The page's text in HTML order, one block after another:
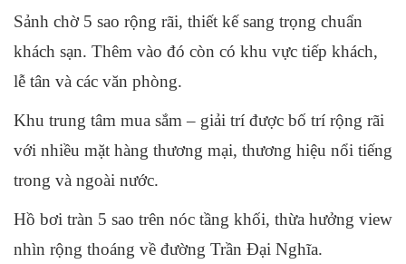
Sảnh chờ 5 sao rộng rãi, thiết kế sang trọng chuẩn
khách sạn. Thêm vào đó còn có khu vực tiếp khách,
lễ tân và các văn phòng.
Khu trung tâm mua sắm – giải trí được bố trí rộng rãi
với nhiều mặt hàng thương mại, thương hiệu nổi tiếng
trong và ngoài nước.
Hồ bơi tràn 5 sao trên nóc tầng khối, thừa hưởng view
nhìn rộng thoáng về đường Trần Đại Nghĩa.